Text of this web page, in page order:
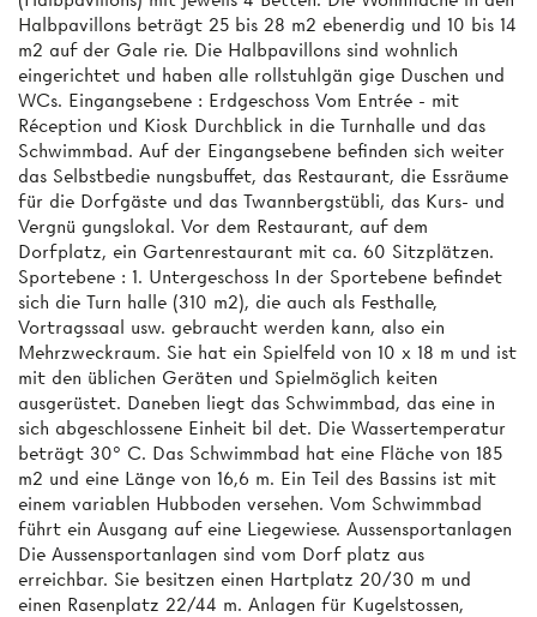
Halbpavillons beträgt 25 bis 28 m2 ebenerdig und 10 bis 14
m2 auf der Gale­ rie. Die Halbpavillons sind wohnlich
eingerichtet und haben alle rollstuhlgän­ gige Duschen und
WCs. Eingangsebene : Erdgeschoss Vom Entrée - mit
Réception und Kiosk Durchblick in die Turnhalle und das
Schwimmbad. Auf der Eingangsebene befinden sich weiter
das Selbstbedie­ nungsbuffet, das Restaurant, die Essräume
für die Dorfgäste und das Twannbergstübli, das Kurs- und
Vergnü­ gungslokal. Vor dem Restaurant, auf dem
Dorfplatz, ein Gartenrestaurant mit ca. 60 Sitzplätzen.
Sportebene : 1. Untergeschoss In der Sportebene befindet
sich die Turn­ halle (310 m2), die auch als Festhalle,
Vortragssaal usw. gebraucht werden kann, also ein
Mehrzweckraum. Sie hat ein Spielfeld von 10 x 18 m und ist
mit den üblichen Geräten und Spielmöglich­ keiten
ausgerüstet. Daneben liegt das Schwimmbad, das eine in
sich abgeschlossene Einheit bil­ det. Die Wassertemperatur
beträgt 30° C. Das Schwimmbad hat eine Fläche von 185
m2 und eine Länge von 16,6 m. Ein Teil des Bassins ist mit
einem variablen Hubboden versehen. Vom Schwimmbad
führt ein Ausgang auf eine Liegewiese. Aussensportanlagen
Die Aussensportanlagen sind vom Dorf­ platz aus
erreichbar. Sie besitzen einen Hartplatz 20/30 m und
einen Rasenplatz 22/44 m. Anlagen für Kugelstossen,